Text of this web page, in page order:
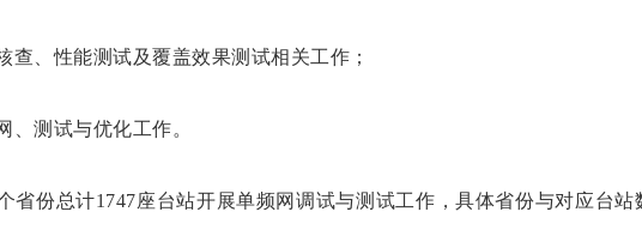
查、性能测试及覆盖效果测试相关工作；
测试与优化工作。
份总计1747座台站开展单频网调试与测试工作，具体省份与对应台站